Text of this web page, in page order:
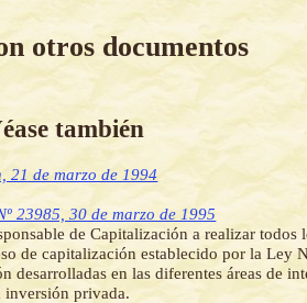
otros documentos
también
21 de marzo de 1994
23985, 30 de marzo de 1995
de Capitalización a realizar todos
de capitalización establecido por la Ley
desarrolladas en las diferentes áreas de
inversión privada.